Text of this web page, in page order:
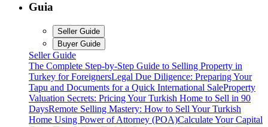
Guia
Seller Guide
Buyer Guide
Seller Guide
The Complete Step-by-Step Guide to Selling Property in
Turkey for ForeignersLegal Due Diligence: Preparing Your
Tapu and Documents for a Quick International SaleProperty
Valuation Secrets: Pricing Your Turkish Home to Sell in 90
DaysRemote Selling Mastery: How to Sell Your Turkish
Home Using Power of Attorney (POA)Calculate Your Capital